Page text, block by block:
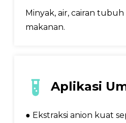
Minyak, air, cairan
makanan.
Aplikasi
● Ekstraksi anion kuat